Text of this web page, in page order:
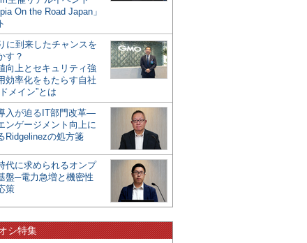
On the Road Japan」
に到来したチャンスを
す？
向上とセキュリティ強
効率化をもたらす自社
メイン”とは
入が迫るIT部門改革―
ンゲージメント向上に
Ridgelinezの処方箋
代に求められるオンプ
盤─電力急増と機密性
策
シ特集